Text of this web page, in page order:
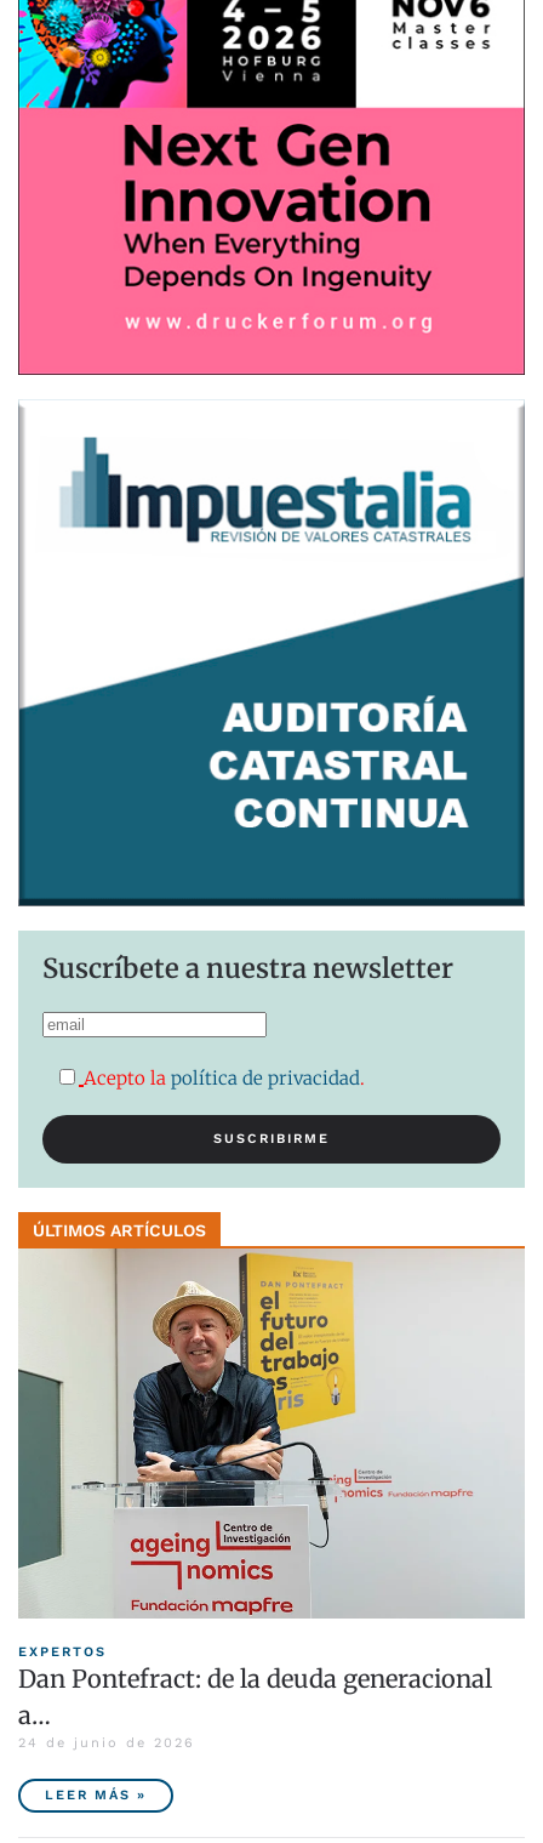
Suscríbete a nuestra newsletter
Acepto la política de privacidad.
ÚLTIMOS ARTÍCULOS
EXPERTOS
Dan Pontefract: de la deuda generacional
a…
24 de junio de 2026
LEER MÁS »